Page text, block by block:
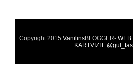
Copyright 2015 VanilinsBLOGGER-